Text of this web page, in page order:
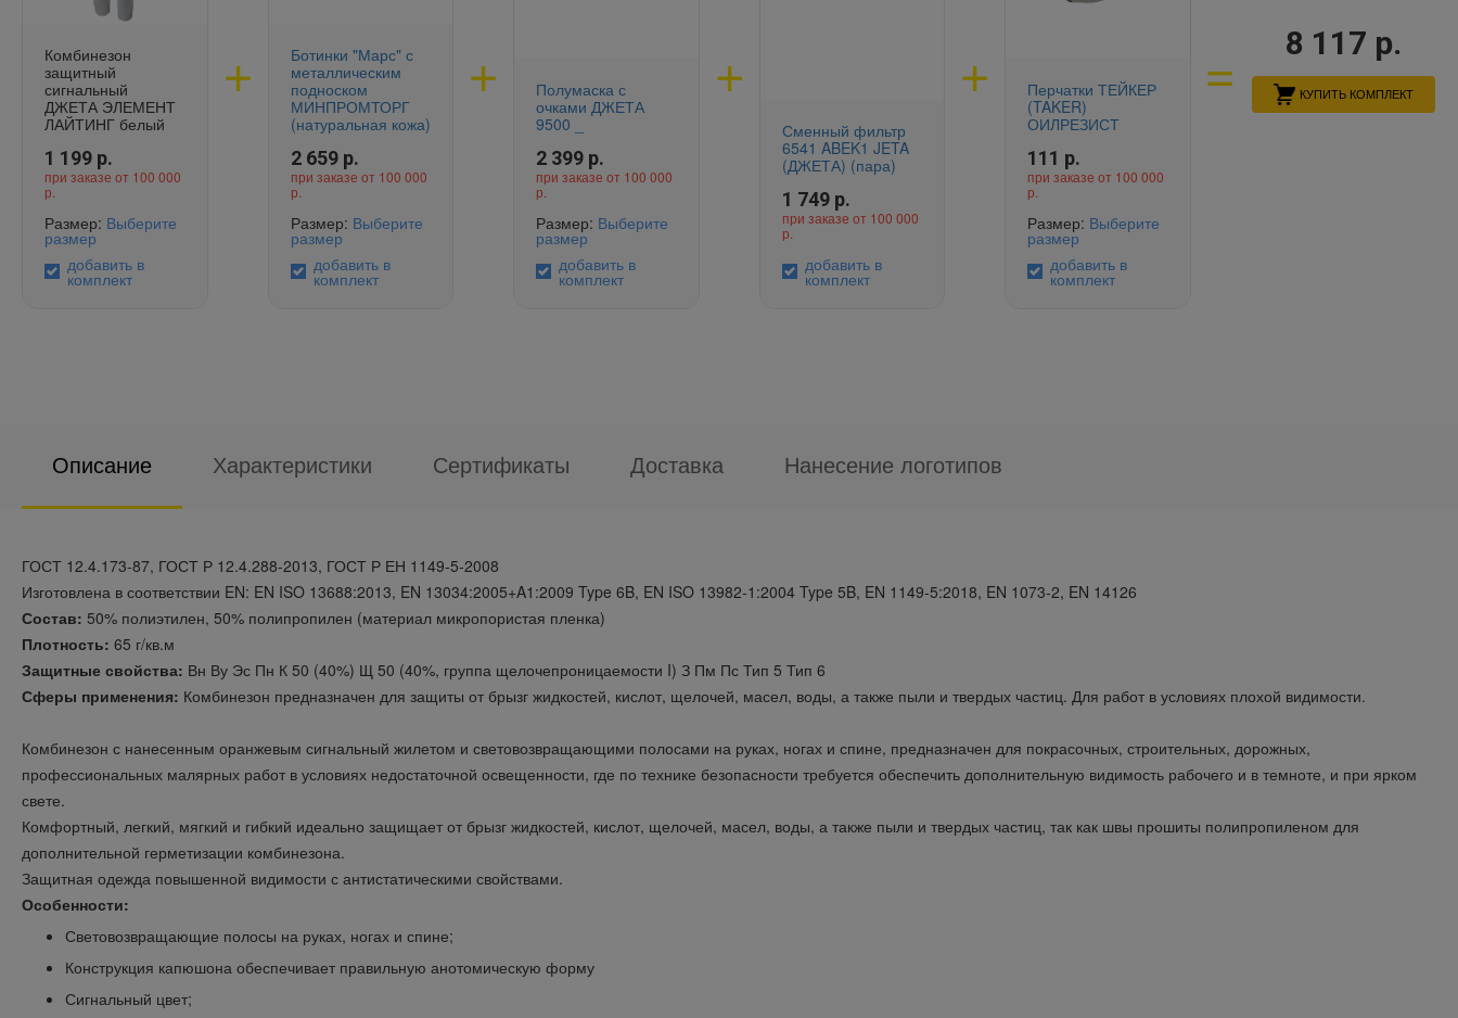
Комбинезон
защитный
сигнальный
ДЖЕТА ЭЛЕМЕНТ
ЛАЙТИНГ белый
1 199 р.
при заказе от 100 000
р.
Размер: Выберите
размер
добавить в
комплект
Ботинки "Марс" с
металлическим
подноском
МИНПРОМТОРГ
(натуральная кожа)
2 659р.
при заказе от 100 000
р.
Размер: Выберите
размер
добавить в
комплект
Полумаска с
очками ДЖЕТА
9500 _
2 399 р.
при заказе от 100 000
р.
Размер: Выберите
размер
добавить в
комплект
Сменный фильтр
6541 ABEK1 JETA
(ДЖЕТА) (пара)
1 749р.
при заказе от 100 000
р.
добавить в
комплект
Перчатки ТЕЙКЕР
(TAKER)
ОИЛРЕЗИСТ
111 р.
при заказе от 100 000
р.
Размер: Выберите
размер
добавить в
комплект
8 117 р.
КУПИТЬ КОМПЛЕКТ
Описание Характеристики Сертификаты Доставка Нанесение логотипов
ГОСТ 12.4.173-87, ГОСТ Р 12.4.288-2013, ГОСТ Р ЕН 1149-5-2008
Изготовлена в соответствии EN: EN ISO 13688:2013, EN 13034:2005+A1:2009 Type 6B, EN ISO 13982-1:2004 Type 5B, EN 1149-5:2018, EN 1073-2, EN 14126
Состав: 50% полиэтилен, 50% полипропилен (материал микропористая пленка)
Плотность: 65 г/кв.м
Защитные свойства: Вн Ву Эс Пн К 50 (40%) Щ 50 (40%, группа щелочепроницаемости I) З Пм Пс Тип 5 Тип 6
Сферы применения: Комбинезон предназначен для защиты от брызг жидкостей, кислот, щелочей, масел, воды, а также пыли и твердых частиц. Для работ в условиях плохой видимости.
Комбинезон с нанесенным оранжевым сигнальный жилетом и световозвращающими полосами на руках, ногах и спине, предназначен для покрасочных, строительных, дорожных,
профессиональных малярных работ в условиях недостаточной освещенности, где по технике безопасности требуется обеспечить дополнительную видимость рабочего и в темноте, и при ярком
свете.
Комфортный, легкий, мягкий и гибкий идеально защищает от брызг жидкостей, кислот, щелочей, масел, воды, а также пыли и твердых частиц, так как швы прошиты полипропиленом для
дополнительной герметизации комбинезона.
Защитная одежда повышенной видимости с антистатическими свойствами.
Особенности:
Световозвращающие полосы на руках, ногах и спине;
Конструкция капюшона обеспечивает правильную анотомическую форму
Сигнальный цвет;